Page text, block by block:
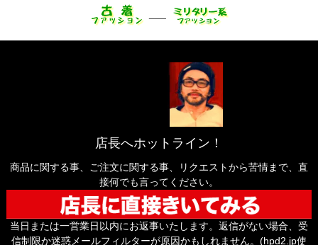
店長へホットライン！
商品に関する事、ご注文に関する事、リクエストから苦情まで、直
接何でも言ってください。
当日または一営業日以内にお返事いたします。返信がない場合、受
信制限か迷惑メールフィルターが原因かもしれません。(hpd2.jp使